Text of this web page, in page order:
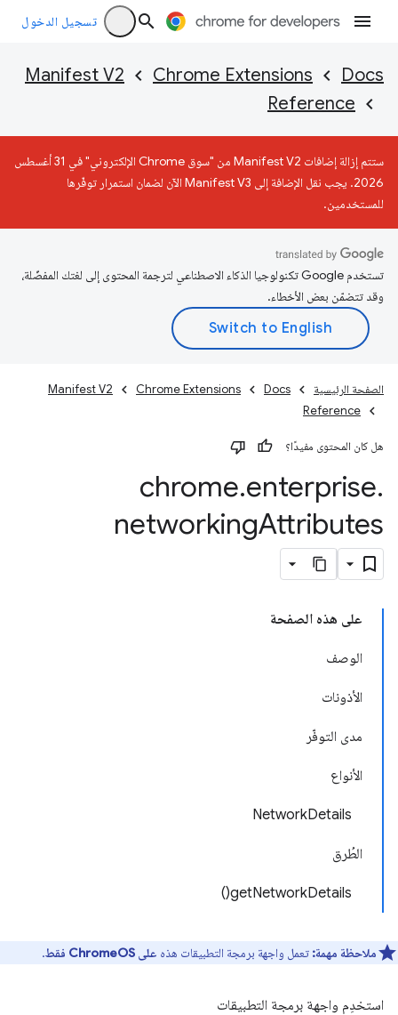
تسجيل الدخول
Docs
Chrome Extensions
Manifest V2
Reference
ستتم إزالة إضافات Manifest V2 من "سوق Chrome الإلكتروني" في 31 أغسطس
2026. يجب نقل الإضافة إلى Manifest V3 الآن لضمان استمرار توفّرها
للمستخدمين.
تستخدم Google تكنولوجيا الذكاء الاصطناعي لترجمة المحتوى إلى لغتك المفضّلة،
وقد تتضمّن بعض الأخطاء.
الصفحة الرئيسية Docs
Chrome Extensions
Manifest V2
Reference
هل كان المحتوى مفيدًا؟
chrome.enterprise.
networkingAttributes
على هذه الصفحة
الوصف
الأذونات
مدى التوفّر
الأنواع
NetworkDetails
الطُرق
getNetworkDetails()
ملاحظة مهمة: تعمل واجهة برمجة التطبيقات هذه على ChromeOS فقط .
استخدِم واجهة برمجة التطبيقات